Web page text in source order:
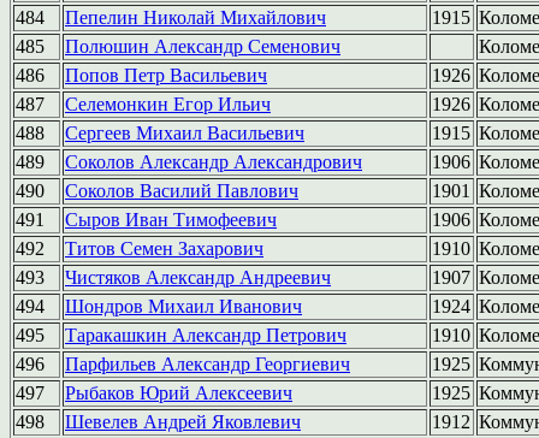
484
Пепелин Николай Михайлович 1915
485
Полюшин Александр Семенович
486
Попов Петр Васильевич 1926
487
Селемонкин Егор Ильич 1926
488
Сергеев Михаил Васильевич 1915
489
Соколов Александр Александрович 1906
490
Соколов Василий Павлович 1901
491
Сыров Иван Тимофеевич 1906
492
Титов Семен Захарович 1910
493
Чистяков Александр Андреевич 1907
494
Шондров Михаил Иванович 1924
495
Таракашкин Александр Петрович 1910
496
Парфильев Александр Георгиевич 1925
497
Рыбаков Юрий Алексеевич 1925
498
Шевелев Андрей Яковлевич 1912